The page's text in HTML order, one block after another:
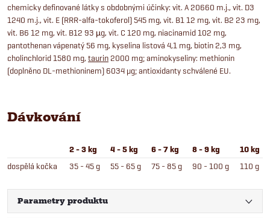
chemicky definované látky s obdobnými účinky: vit. A 20660 m.j., vit. D3
1240 m.j., vit. E (RRR-alfa-tokoferol) 545 mg, vit. B1 12 mg, vit. B2 23 mg,
vit. B6 12 mg, vit. B12 93 µg, vit. C 120 mg, niacinamid 102 mg,
pantothenan vápenatý 56 mg, kyselina listová 4,1 mg, biotin 2,3 mg,
cholinchlorid 1580 mg, taurin 2000 mg; aminokyseliny: methionin
(doplněno DL-methioninem) 6034 μg; antioxidanty schválené EU.
Dávkování
2 - 3 kg 4 - 5 kg 6 - 7 kg 8 - 9 kg 10 kg
dospělá kočka 35 - 45 g 55 - 65 g 75 - 85 g 90 - 100 g 110 g
Parametry produktu